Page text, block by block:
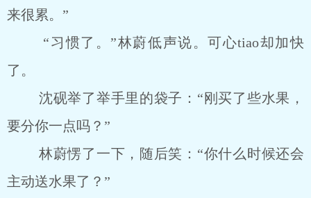
来很累。”
“习惯了。”林蔚低声说。可心tiao却加快
了。
沈砚举了举手里的袋子：“刚买了些水果，
要分你一点吗？”
林蔚愣了一下，随后笑：“你什么时候还会
主动送水果了？”